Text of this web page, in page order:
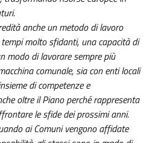
anche un metodo di lavoro
molto sfidanti, una capacità di
modo di lavorare sempre più
comunale, sia con enti locali
di competenze e
oltre il Piano perché rappresenta
le sfide dei prossimi anni.
ai Comuni vengono affidate